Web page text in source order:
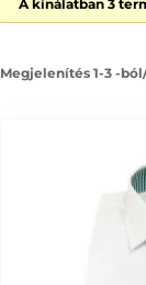
A kínálatban 3
Megjelenítés 1-3 -